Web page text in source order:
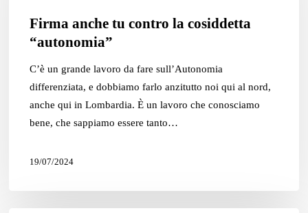
cosiddetta
“autonomia”
Firma anche tu contro la cosiddetta
“autonomia”
C’è un grande lavoro da fare sull’Autonomia
differenziata, e dobbiamo farlo anzitutto noi qui al nord,
anche qui in Lombardia. È un lavoro che conosciamo
bene, che sappiamo essere tanto…
19/07/2024